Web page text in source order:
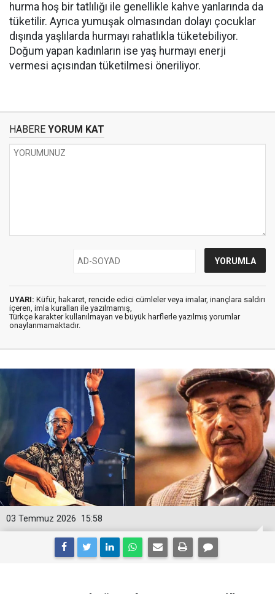
hurma hoş bir tatlılığı ile genellikle kahve yanlarında da
tüketilir. Ayrıca yumuşak olmasından dolayı çocuklar
dışında yaşlılarda hurmayı rahatlıkla tüketebiliyor.
Doğum yapan kadınların ise yaş hurmayı enerji
vermesi açısından tüketilmesi öneriliyor.
HABERE YORUM KAT
UYARI: Küfür, hakaret, rencide edici cümleler veya imalar, inançlara saldırı
içeren, imla kuralları ile yazılmamış,
Türkçe karakter kullanılmayan ve büyük harflerle yazılmış yorumlar
onaylanmamaktadır.
15:58
03 Temmuz 2026